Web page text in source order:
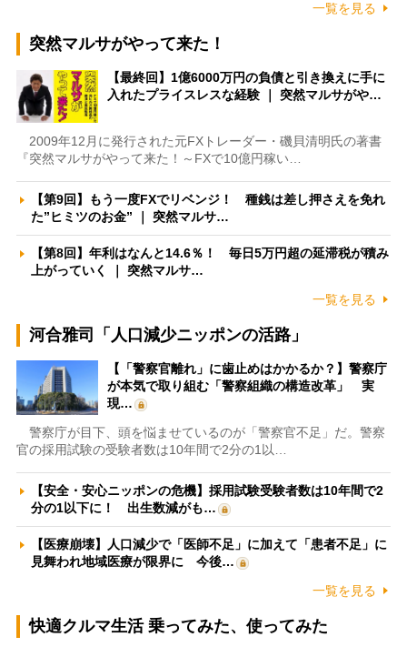
一覧を見る
突然マルサがやって来た！
【最終回】1億6000万円の負債と引き換えに手に
入れたプライスレスな経験 ｜ 突然マルサがや…
2009年12月に発行された元FXトレーダー・磯貝清明氏の著書
『突然マルサがやって来た！～FXで10億円稼い…
【第9回】もう一度FXでリベンジ！ 種銭は差し押さえを免れ
た”ヒミツのお金” ｜ 突然マルサ…
【第8回】年利はなんと14.6％！ 毎日5万円超の延滞税が積み
上がっていく ｜ 突然マルサ…
一覧を見る
河合雅司「人口減少ニッポンの活路」
【「警察官離れ」に歯止めはかかるか？】警察庁
が本気で取り組む「警察組織の構造改革」 実
現…
警察庁が目下、頭を悩ませているのが「警察官不足」だ。警察
官の採用試験の受験者数は10年間で2分の1以…
【安全・安心ニッポンの危機】採用試験受験者数は10年間で2
分の1以下に！ 出生数減がも…
【医療崩壊】人口減少で「医師不足」に加えて「患者不足」に
見舞われ地域医療が限界に 今後…
一覧を見る
快適クルマ生活 乗ってみた、使ってみた